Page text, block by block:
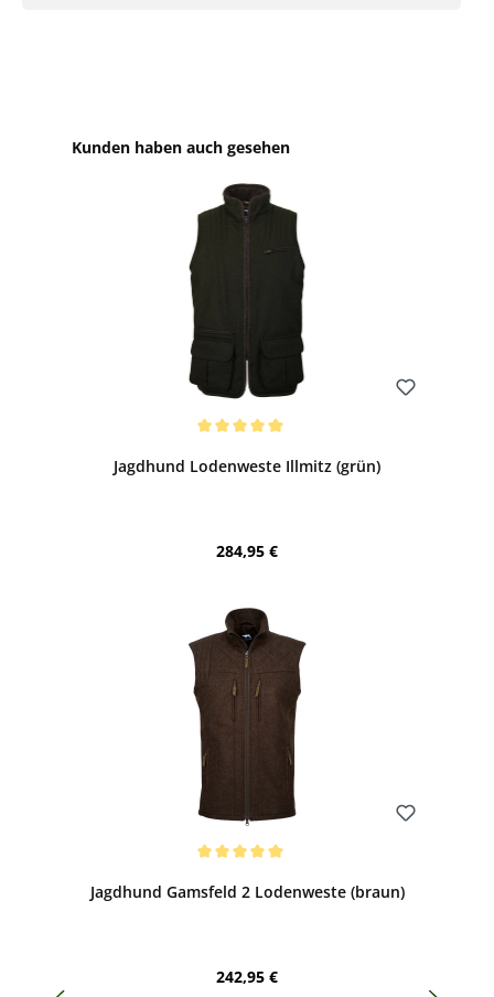
Produktgalerie überspringen
Kunden haben auch gesehen
Jagdhund Lodenweste Illmitz (grün)
Regulärer Preis:
284,95 €
Jagdhund Gamsfeld 2 Lodenweste (braun)
Regulärer Preis:
242,95 €